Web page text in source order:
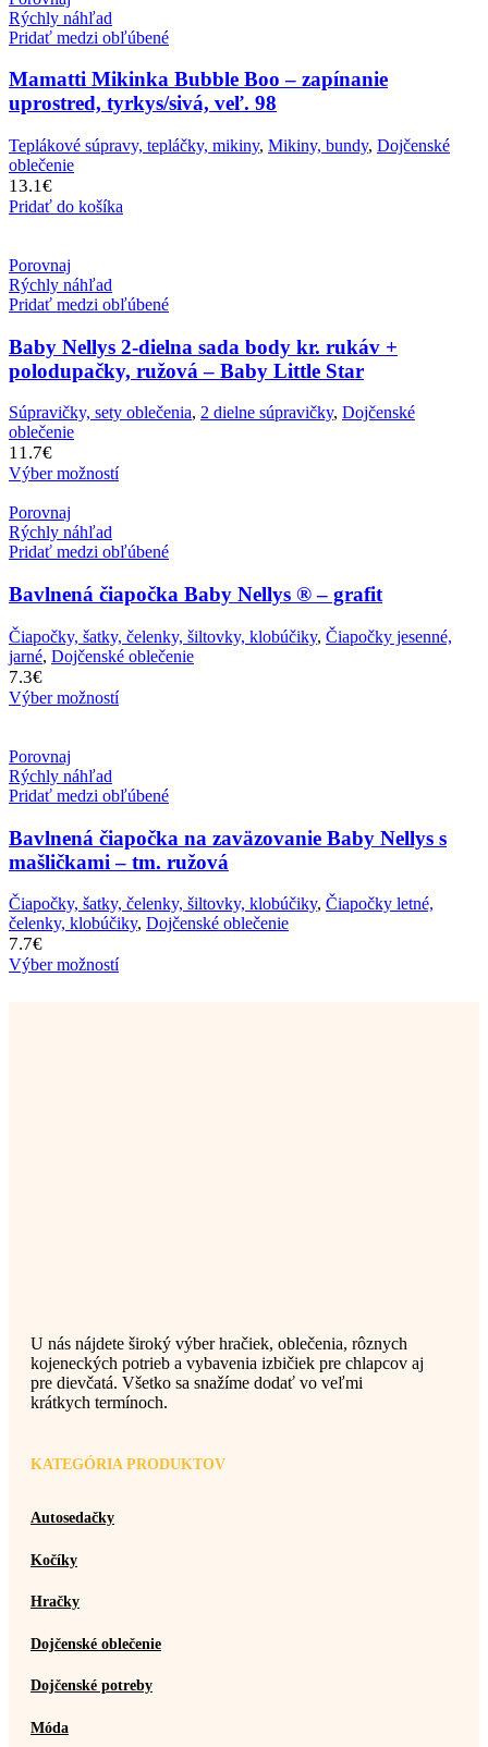
Rýchly náhľad
Pridať medzi obľúbené
Mamatti Mikinka Bubble Boo – zapínanie
uprostred, tyrkys/sivá, veľ. 98
Teplákové súpravy, tepláčky, mikiny, Mikiny, bundy, Dojčenské
oblečenie
13.1€
Pridať do košíka
Porovnaj
Rýchly náhľad
Pridať medzi obľúbené
Baby Nellys 2-dielna sada body kr. rukáv +
polodupačky, ružová – Baby Little Star
Súpravičky, sety oblečenia, 2 dielne súpravičky, Dojčenské
oblečenie
11.7€
Výber možností
Porovnaj
Rýchly náhľad
Pridať medzi obľúbené
Bavlnená čiapočka Baby Nellys ® – grafit
Čiapočky, šatky, čelenky, šiltovky, klobúčiky, Čiapočky jesenné,
jarné, Dojčenské oblečenie
7.3€
Výber možností
Porovnaj
Rýchly náhľad
Pridať medzi obľúbené
Bavlnená čiapočka na zaväzovanie Baby Nellys s
mašličkami – tm. ružová
Čiapočky, šatky, čelenky, šiltovky, klobúčiky, Čiapočky letné,
čelenky, klobúčiky, Dojčenské oblečenie
7.7€
Výber možností
U nás nájdete široký výber hračiek, oblečenia, rôznych
kojeneckých potrieb a vybavenia izbičiek pre chlapcov aj
pre dievčatá. Všetko sa snažíme dodať vo veľmi
krátkych termínoch.
KATEGÓRIA PRODUKTOV
Autosedačky
Kočíky
Hračky
Dojčenské oblečenie
Dojčenské potreby
Móda